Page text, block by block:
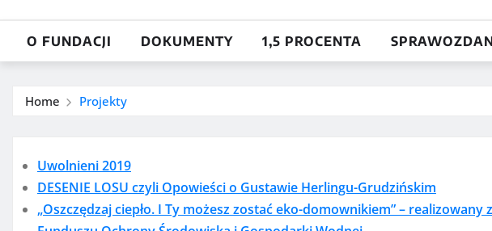
O FUNDACJI DOKUMENTY 1,5 PROCENTA
Home Projekty
Uwolnieni 2019
DESENIE LOSU czyli Opowieści o Gustawie Herlingu-Grudzińskim
„Oszczędzaj ciepło. I Ty możesz zostać eko-domownikiem” –